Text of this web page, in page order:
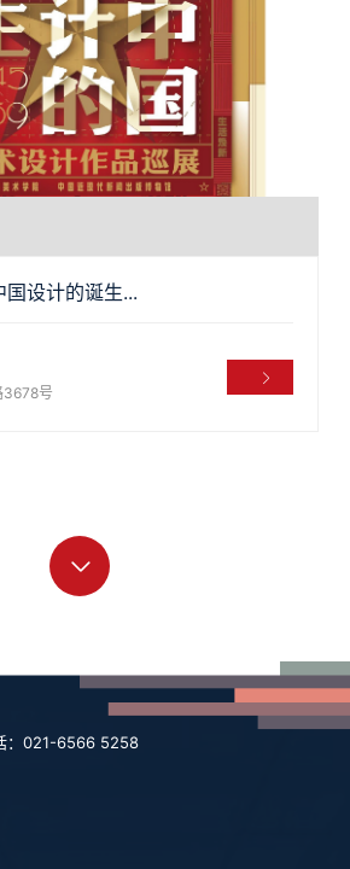
设计的诞生...
3678号
：021-6566 5258